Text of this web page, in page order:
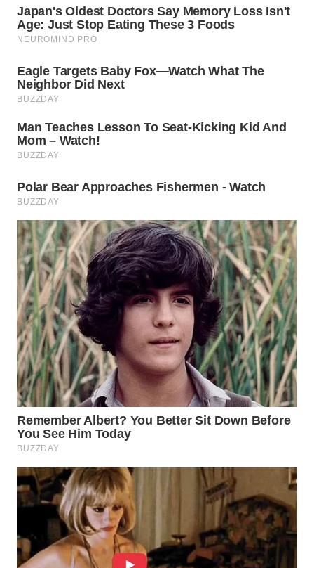
WN
TAPANULI
WN DELI
SERDANG
WN
TEBING
WN
PAKPAK
WN
KARAWANG
WN
BEKASI
WN
BOGOR
DEPOK
WN
TAPANULI
UTARA
SAMOSIR